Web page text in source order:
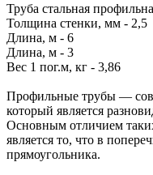
Труба стальная
Толщина стенки, мм - 2,5
Длина, м - 6
Длина, м - 3
Вес 1 пог.м, кг - 3,86
Профильные трубы —
который является
Основным отличием
является то, что в
прямоугольника.